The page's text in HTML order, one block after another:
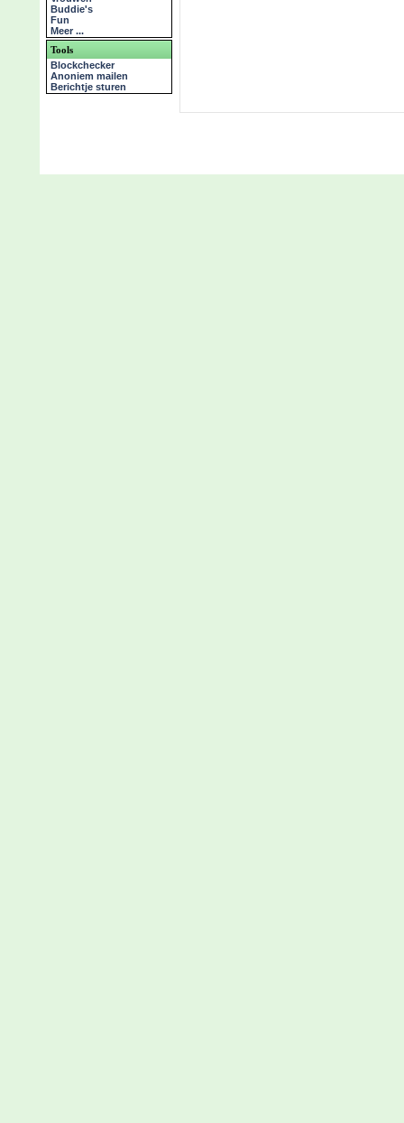
Buddie's
Fun
Meer ...
Tools
Blockchecker
Anoniem mailen
Berichtje sturen